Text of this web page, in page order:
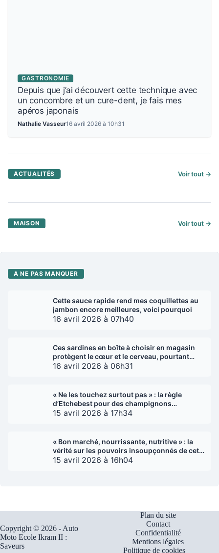
GASTRONOMIE
Depuis que j’ai découvert cette technique avec
un concombre et un cure-dent, je fais mes
apéros japonais
Nathalie Vasseur16 avril 2026 à 10h31
ACTUALITÉS Voir tout →
MAISON Voir tout →
A NE PAS MANQUER
Cette sauce rapide rend mes coquillettes au
jambon encore meilleures, voici pourquoi
16 avril 2026 à 07h40
Ces sardines en boîte à choisir en magasin
protègent le cœur et le cerveau, pourtant
vous les ignorez
16 avril 2026 à 06h31
« Ne les touchez surtout pas » : la règle
d’Etchebest pour des champignons
caramélisés a changé ma cuisine
15 avril 2026 à 17h34
« Bon marché, nourrissante, nutritive » : la
vérité sur les pouvoirs insoupçonnés de cette
légumineuse
15 avril 2026 à 16h04
Copyright © 2026 - Auto
Moto Ecole Ikram II :
Saveurs
Plan du site
Contact
Confidentialité
Mentions légales
Politique de cookies